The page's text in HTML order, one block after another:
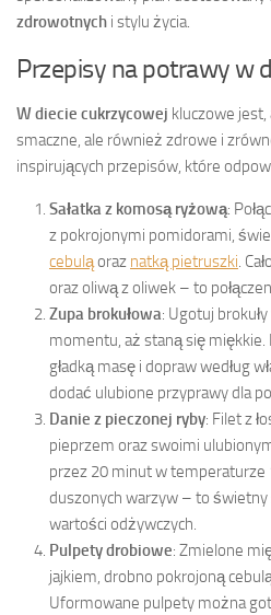
zdrowotnych i stylu życia.
Przepisy na potrawy w
W diecie cukrzycowej kluczowe jest,
smaczne, ale również zdrowe i
inspirujących przepisów, które
Sałatka z komosą ryżową:
z pokrojonymi pomidorami,
cebuląoraz natką pietruszki.
oraz oliwą z oliwek – to
Zupa brokułowa: Ugotuj
momentu, aż staną się
gładką masę i dopraw według
dodać ulubione przyprawy dla
Danie z pieczonej ryby: Filet z
pieprzem oraz swoimi
przez 20 minut w temperaturze
duszonych warzyw – to świetny
wartości odżywczych.
Pulpety drobiowe: Zmielone
jajkiem, drobno pokrojoną
Uformowane pulpety można